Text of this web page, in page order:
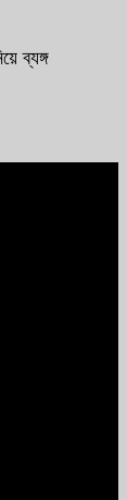
ব্যঙ্গ